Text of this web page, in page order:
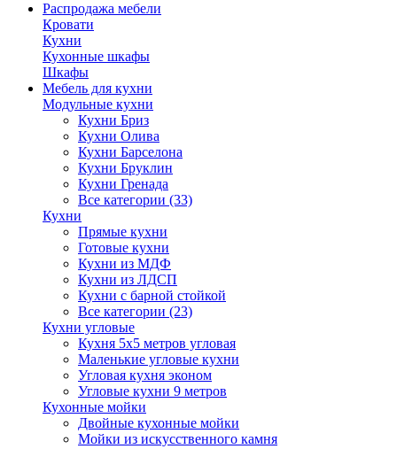
Распродажа мебели
Кровати
Кухни
Кухонные шкафы
Шкафы
Мебель для кухни
Модульные кухни
Кухни Бриз
Кухни Олива
Кухни Барселона
Кухни Бруклин
Кухни Гренада
Все категории (33)
Кухни
Прямые кухни
Готовые кухни
Кухни из МДФ
Кухни из ЛДСП
Кухни с барной стойкой
Все категории (23)
Кухни угловые
Кухня 5х5 метров угловая
Маленькие угловые кухни
Угловая кухня эконом
Угловые кухни 9 метров
Кухонные мойки
Двойные кухонные мойки
Мойки из искусственного камня